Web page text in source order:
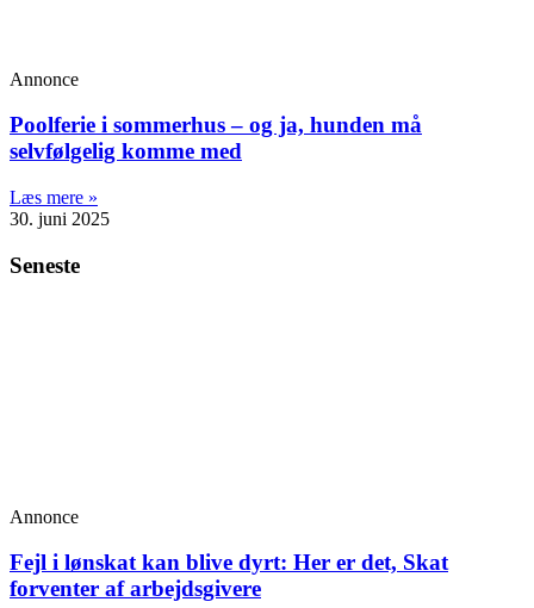
Annonce
Poolferie i sommerhus – og ja, hunden må
selvfølgelig komme med
Læs mere »
30. juni 2025
Seneste
Annonce
Fejl i lønskat kan blive dyrt: Her er det, Skat
forventer af arbejdsgivere